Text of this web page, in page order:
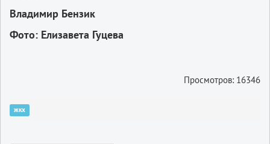
Владимир Бензик
Фото: Елизавета Гуцева
Просмотров: 16346
жкх